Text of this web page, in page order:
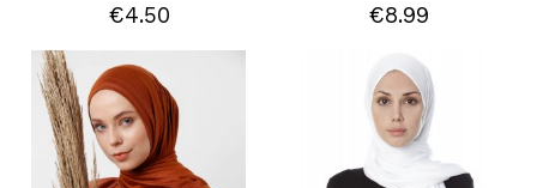
€4.50 €8.99